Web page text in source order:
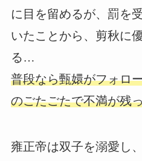
に目を留めるが、罰を
いたことから、剪秋に
る…
普段なら甄嬛がフォロ
のごたごたで不満が残
雍正帝は双子を溺愛し